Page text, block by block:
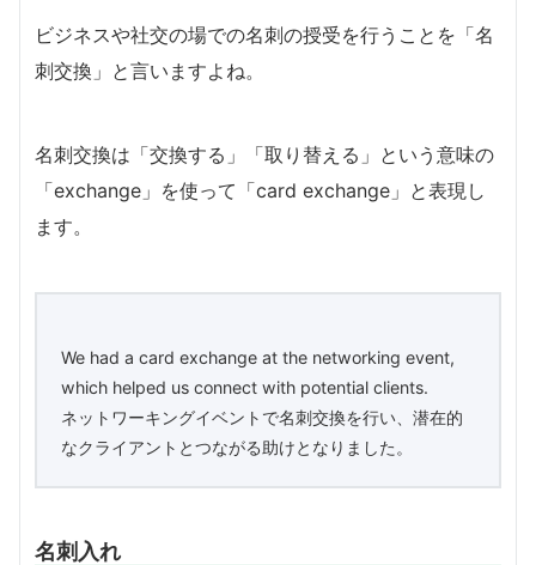
ビジネスや社交の場での名刺の授受を行うことを「名
刺交換」と言いますよね。
名刺交換は「交換する」「取り替える」という意味の
「exchange」を使って「card exchange」と表現し
ます。
We had a card exchange at the networking event,
which helped us connect with potential clients.
ネットワーキングイベントで名刺交換を行い、潜在的
なクライアントとつながる助けとなりました。
名刺入れ